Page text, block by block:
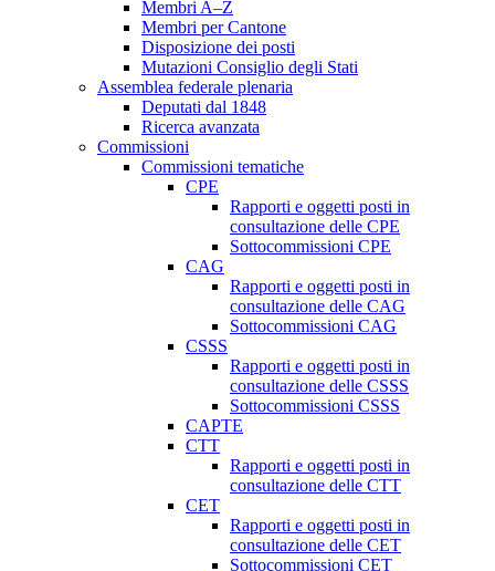
Membri A–Z
Membri per Cantone
Disposizione dei posti
Mutazioni Consiglio degli Stati
Assemblea federale plenaria
Deputati dal 1848
Ricerca avanzata
Commissioni
Commissioni tematiche
CPE
Rapporti e oggetti posti in
consultazione delle CPE
Sottocommissioni CPE
CAG
Rapporti e oggetti posti in
consultazione delle CAG
Sottocommissioni CAG
CSSS
Rapporti e oggetti posti in
consultazione delle CSSS
Sottocommissioni CSSS
CAPTE
CTT
Rapporti e oggetti posti in
consultazione delle CTT
CET
Rapporti e oggetti posti in
consultazione delle CET
Sottocommissioni CET